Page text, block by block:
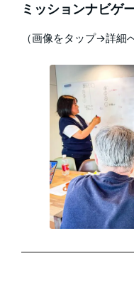
ミッションナビゲ
（画像をタップ→詳細へ